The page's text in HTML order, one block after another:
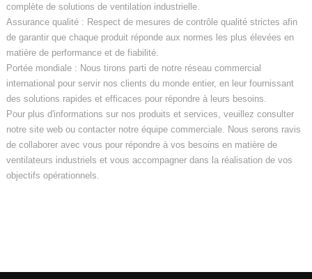
complète de solutions de ventilation industrielle.
Assurance qualité : Respect de mesures de contrôle qualité strictes afin
de garantir que chaque produit réponde aux normes les plus élevées en
matière de performance et de fiabilité.
Portée mondiale : Nous tirons parti de notre réseau commercial
international pour servir nos clients du monde entier, en leur fournissant
des solutions rapides et efficaces pour répondre à leurs besoins.
Pour plus d'informations sur nos produits et services, veuillez consulter
notre site web ou contacter notre équipe commerciale. Nous serons ravis
de collaborer avec vous pour répondre à vos besoins en matière de
ventilateurs industriels et vous accompagner dans la réalisation de vos
objectifs opérationnels.